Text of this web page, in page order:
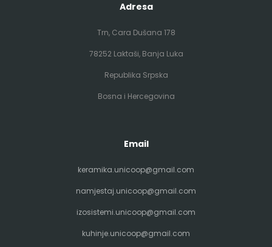
Adresa
Trn, Cara Dušana 178
78252 Laktaši, Banja Luka
Republika Srpska
Bosna i Hercegovina
Email
keramika.unicoop@gmail.com
namjestaj.unicoop@gmail.com
izosistemi.unicoop@gmail.com
kuhinje.unicoop@gmail.com